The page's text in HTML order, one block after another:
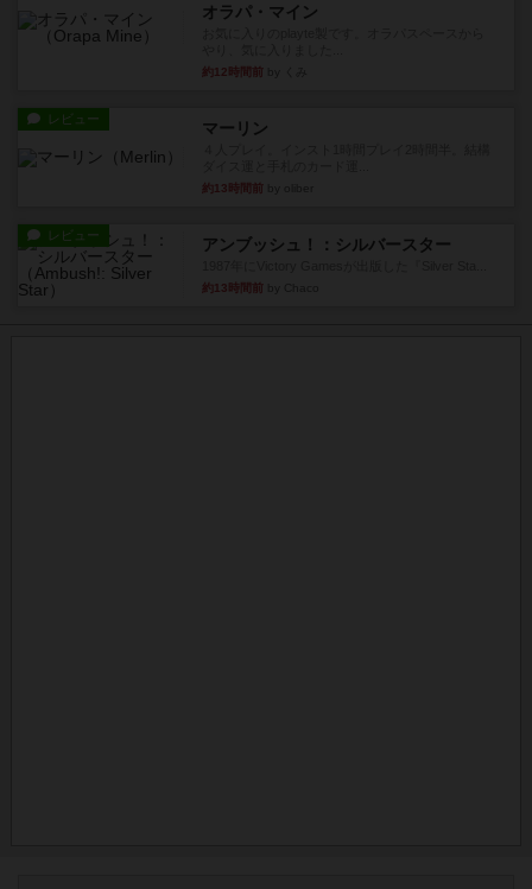
オラパ・マイン
約12時間前
レビュー マーリン
約13時間前
レビュー アンブッシュ！：シルバースター
約13時間前